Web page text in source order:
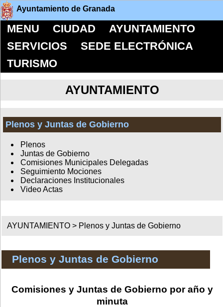
Ayuntamiento de Granada
MENU CIUDAD
AYUNTAMIENTO
SERVICIOS
SEDE ELECTRÓNICA
TURISMO
AYUNTAMIENTO
Plenos y Juntas de Gobierno
Plenos
Juntas de Gobierno
Comisiones Municipales Delegadas
Seguimiento Mociones
Declaraciones Institucionales
Video Actas
AYUNTAMIENTO > Plenos y Juntas de Gobierno
Plenos y Juntas de Gobierno
Comisiones y Juntas de Gobierno por año y
minuta